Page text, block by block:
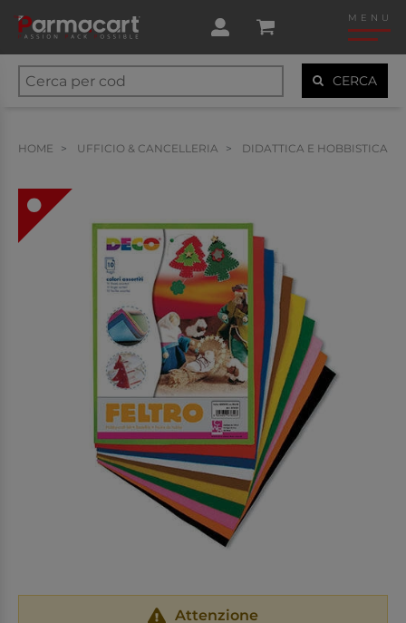
MENU
CERCA
HOME UFFICIO & CANCELLERIA DIDATTICA E HOBBISTICA
Attenzione